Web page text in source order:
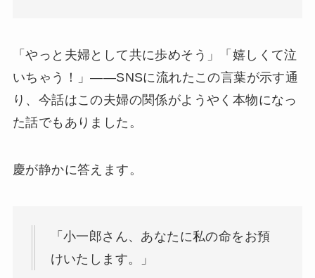
「やっと夫婦として共に歩めそう」「嬉しくて泣
いちゃう！」——SNSに流れたこの言葉が示す通
り、今話はこの夫婦の関係がようやく本物になっ
た話でもありました。
慶が静かに答えます。
「小一郎さん、あなたに私の命をお預
けいたします。」